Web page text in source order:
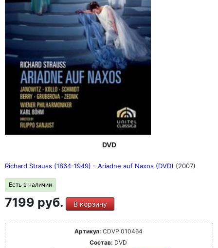
DVD
Richard Strauss (1864-1949) - Ariadne auf Naxos (DVD) (2007)
Есть в наличии
7199 руб. В корзину
Артикул: CDVP 010464
Состав: DVD